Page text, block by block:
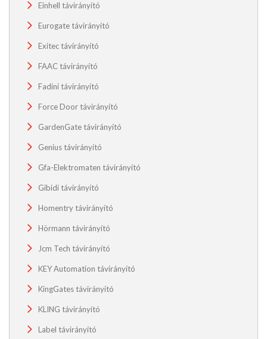
Einhell távirányító
Eurogate távirányító
Exitec távirányító
FAAC távirányító
Fadini távirányító
Force Door távirányító
GardenGate távirányító
Genius távirányító
Gfa-Elektromaten távirányító
Gibidi távirányító
Homentry távirányító
Hörmann távirányító
Jcm Tech távirányító
KEY Automation távirányító
KingGates távirányító
KLING távirányító
Label távirányító